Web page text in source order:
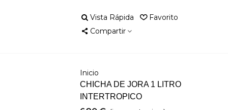
Vista Rápida
Favorito
Compartir
Inicio
CHICHA DE JORA 1 LITRO
INTERTROPICO